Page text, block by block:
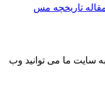
مقاله تاریخچه مس
سایت ما می توانید وب